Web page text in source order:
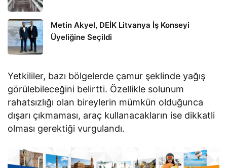
Metin Akyel, DEİK Litvanya İş Konseyi
Üyeliğine Seçildi
Yetkililer, bazı bölgelerde çamur şeklinde yağış
görülebileceğini belirtti. Özellikle solunum
rahatsızlığı olan bireylerin mümkün olduğunca
dışarı çıkmaması, araç kullanacakların ise dikkatli
olması gerektiği vurgulandı.